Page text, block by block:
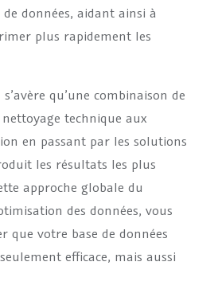
données, aidant ainsi à
plus rapidement les
qu’une combinaison de
technique aux
en passant par les solutions
les résultats les plus
approche globale du
des données, vous
que votre base de données
efficace, mais aussi